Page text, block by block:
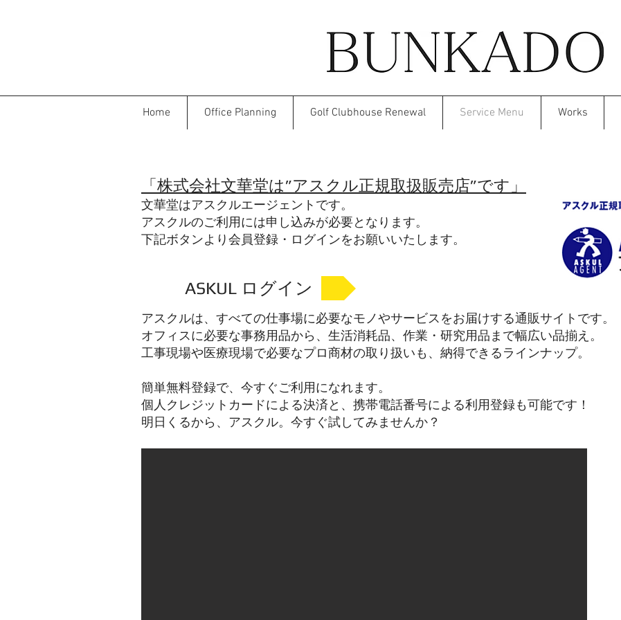
Home Office Planning Golf Clubhouse Renewal Service Menu Works
「株式会社文華堂は”アスクル正規取扱販売店”です」
文華堂はアスクルエージェントです。
アスクルのご利用には申し込みが必要となります。
下記ボタンより会員登録・ログインをお願いいたします。
ASKUL ログイン
アスクルは、すべての仕事場に必要なモノやサービスをお届けする通販サイトです。
オフィスに必要な事務用品から、生活消耗品、作業・研究用品まで幅広い品揃え。
工事現場や医療現場で必要なプロ商材の取り扱いも、納得できるラインナップ。
簡単無料登録で、今すぐご利用になれます。
個人クレジットカードによる決済と、携帯電話番号による利用登録も可能です！
明日くるから、アスクル。今すぐ試してみませんか？